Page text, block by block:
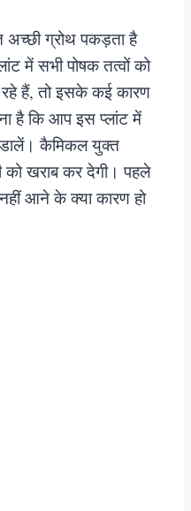
अच्छी ग्रोथ पकड़ता है
में सभी पोषक तत्वों को
हैं, तो इसके कई कारण
है कि आप इस प्लांट में
डालें। कैमिकल युक्त
को खराब कर देगी। पहले
आने के क्या कारण हो